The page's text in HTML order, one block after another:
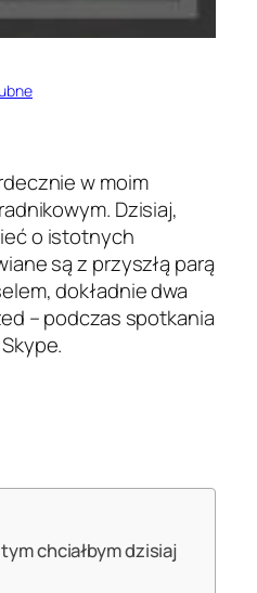
w moim
Dzisiaj,
o istotnych
są z przyszłą parą
dokładnie dwa
– podczas spotkania
chciałbym dzisiaj